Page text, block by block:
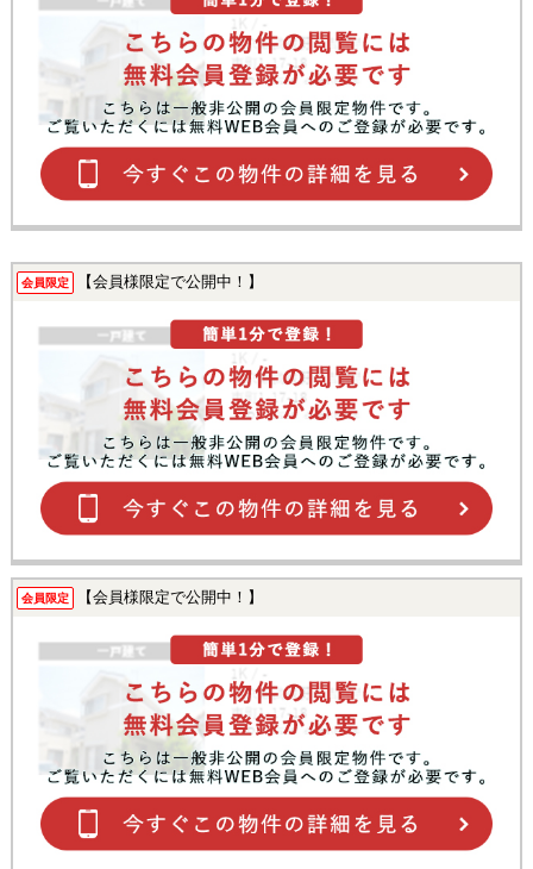
会員限定 【会員様限定で公開中！】
会員限定 【会員様限定で公開中！】